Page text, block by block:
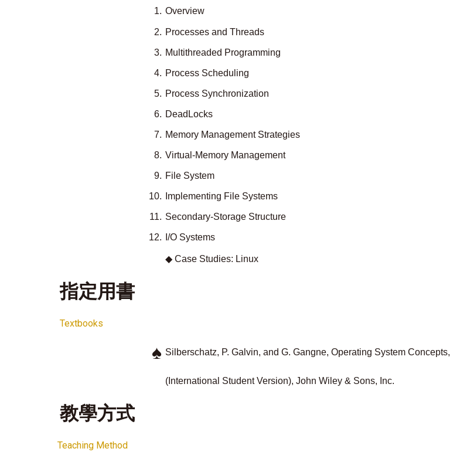
1. Overview
2. Processes and Threads
3. Multithreaded Programming
4. Process Scheduling
5. Process Synchronization
6. DeadLocks
7. Memory Management Strategies
8. Virtual-Memory Management
9. File System
10. Implementing File Systems
11. Secondary-Storage Structure
12. I/O Systems
◆ Case Studies: Linux
指定用書
Textbooks
♠ Silberschatz, P. Galvin, and G. Gangne, Operating System Concepts,
(International Student Version), John Wiley & Sons, Inc.
教學方式
Teaching Method